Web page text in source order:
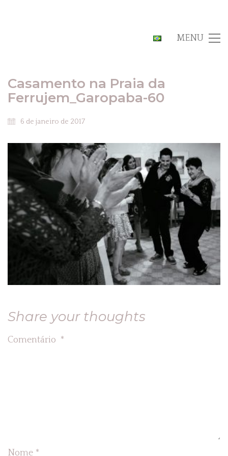
MENU
Casamento na Praia da
Ferrujem_Garopaba-60
6 de janeiro de 2017
Share your thoughts
Comentário *
Nome *